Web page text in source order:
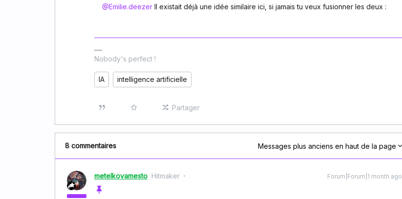
@Emilie.deezer Il existait déjà une idée similaire ici, si jamais tu veux fusionner les deux :
Nobody's perfect !
IA intelligence artificielle
Partager
8 commentaires Messages plus anciens en haut de la page
metelkovamesto Hitmaker Forum|Forum|1 month ago